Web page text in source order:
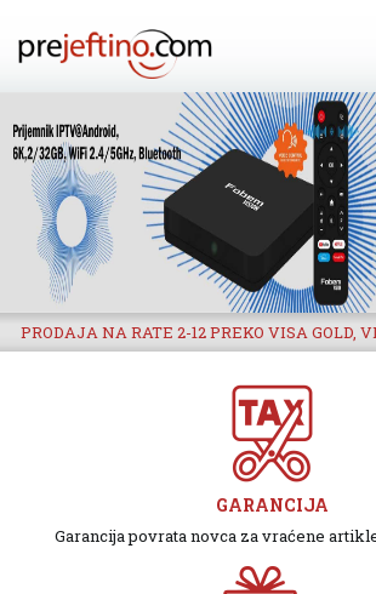
PRODAJA NA RATE 2-12 PREKO VISA GOLD,
GARANCIJA
Garancija povrata novca za vraćene